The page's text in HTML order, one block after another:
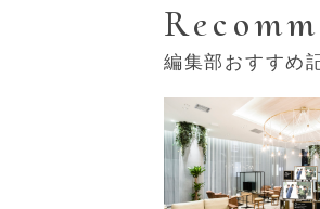
編集部おすすめ